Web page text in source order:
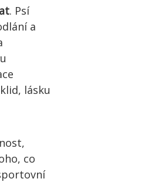
. Psí
a
lásku
co